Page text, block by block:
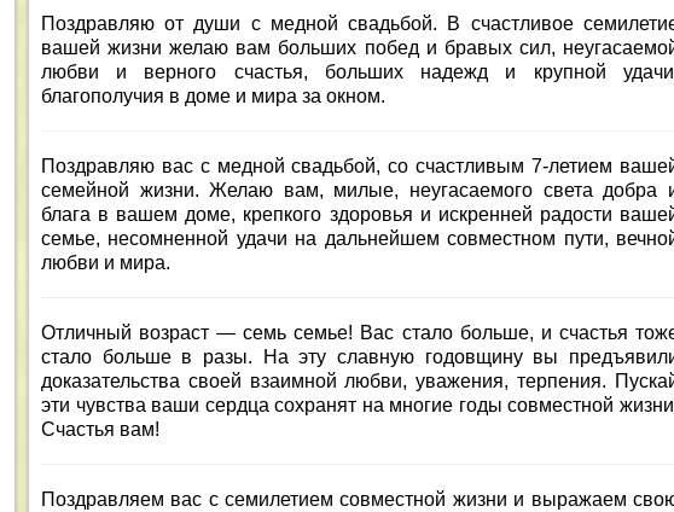
Поздравляю от души с медной свадьбой. В счастливое
вашей жизни желаю вам больших побед и бравых сил,
любви и верного счастья, больших надежд и крупной
благополучия в доме и мира за окном.
Поздравляю вас с медной свадьбой, со счастливым 7-летием
семейной жизни. Желаю вам, милые, неугасаемого света добра
блага в вашем доме, крепкого здоровья и искренней радости
семье, несомненной удачи на дальнейшем совместном пути,
любви и мира.
Отличный возраст — семь семье! Вас стало больше, и счастья
стало больше в разы. На эту славную годовщину вы
доказательства своей взаимной любви, уважения, терпения.
эти чувства ваши сердца сохранят на многие годы совместной
Счастья вам!
Поздравляем вас с семилетием совместной жизни и выражаем